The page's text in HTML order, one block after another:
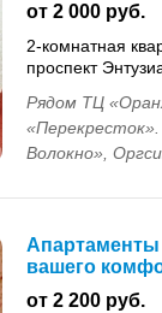
от 2 000 руб.
2-комнатная
проспект
Рядом ТЦ
Волокно»,
вашего
от 2 200 руб.